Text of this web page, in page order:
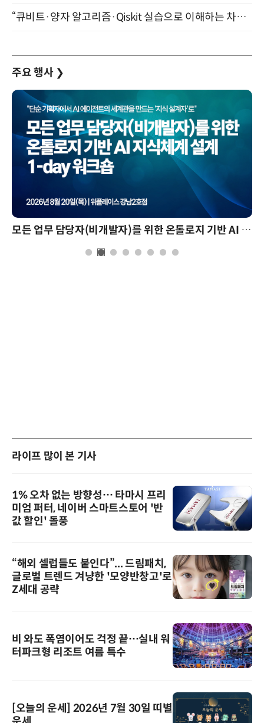
“큐비트·양자 알고리즘·Qiskit 실습으로 이해하는 차세대 컴퓨팅” (8/28)
주요 행사 ❯
모든 업무 담당자(비개발자)를 위한 온톨로지 기반 AI 지식체계 설계 1-day 워크숍
라이프 많이 본 기사
1% 오차 없는 방향성… 타마시 프리
미엄 퍼터, 네이버 스마트스토어 '반
값 할인' 돌풍
“해외 셀럽들도 붙인다”... 드림패치,
글로벌 트렌드 겨냥한 '모양반창고'로
Z세대 공략
비 와도 폭염이어도 걱정 끝…실내 워
터파크형 리조트 여름 특수
[오늘의 운세] 2026년 7월 30일 띠별